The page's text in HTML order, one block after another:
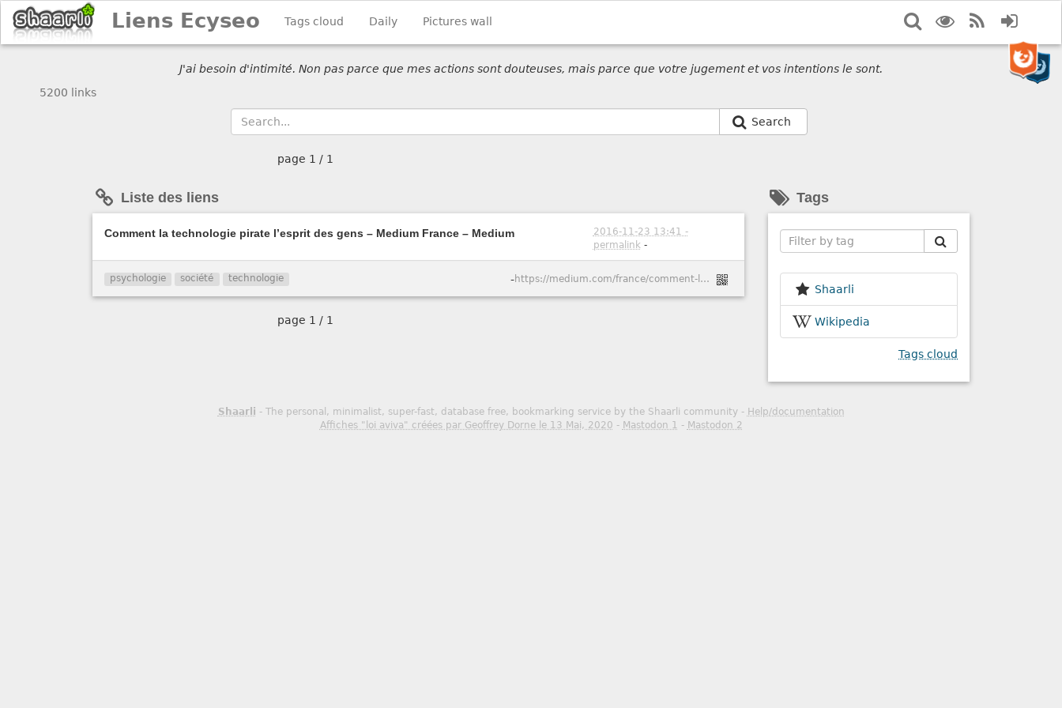
Liens Ecyseo Tags cloud Daily Pictures wall SearchDisplay
RSS
J'ai besoin d'intimité. Non pas parce que mes actions sont douteuses, mais parce que votre jugement et vos intentions le sont.
5200 links
Search
page 1 / 1
Liste des liens
Comment la technologie pirate l’esprit des gens – Medium France – Medium
2016-11-23 13:41 -
permalink-
psychologie société technologie - https://medium.com/france/comment-la-technologie-pirate-lesprit-des-gens-e8bd041adb4c#.aa48v3ftw
page 1 / 1
Tags
Shaarli
Wikipedia
Tags cloud
Shaarli - The personal, minimalist, super-fast, database free, bookmarking service by the Shaarli community - Help/documentation
Affiches "loi aviva" créées par Geoffrey Dorne le 13 Mai, 2020 - Mastodon 1 - Mastodon 2